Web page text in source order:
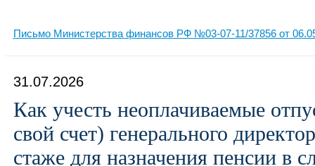
Письмо Министерства финансов РФ №03-07-11/37856 от
31.07.2026
Как учесть неоплачиваемые
свой счет) генерального
стаже для назначения пенсии в